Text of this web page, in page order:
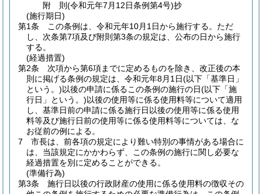
附 則(令和元年7月12日条例第4号)抄
(施行期日)
第1条
この条例は、令和元年10月1日から施行する。 ただ
し、次条第7項及び附則第3条の規定は、公布の日から施行
する。
(経過措置)
第2条
次項から第6項までに定めるものを除き、改正後の本
則に掲げる条例の規定は、令和元年8月1日(以下「基準日」
という。)以後の申請に係るこの条例の施行の日(以下「施
行日」という。)以後の使用等に係る使用料等について適用
し、基準日前の申請に係る施行日以後の使用等に係る使用
料等及び施行日前の使用等に係る使用料等については、な
お従前の例による。
7
市長は、前各項の規定により難い特別の事情がある場合に
は、当該規定にかかわらず、この条例の施行に関し必要な
経過措置を別に定めることができる。
(準備行為)
第3条
施行日以後の行政財産の使用に係る使用料の徴収その